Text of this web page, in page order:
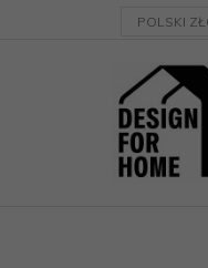
currency_h